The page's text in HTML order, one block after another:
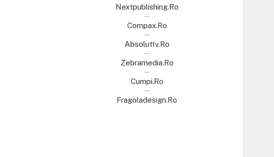
Nextpublishing.ro
Compax.ro
Absoluttv.ro
Zebramedia.ro
Cumpi.ro
Fragoladesign.ro